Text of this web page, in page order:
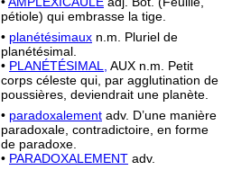
pétiole) qui embrasse la tige.
• planétésimaux n.m. Pluriel de
planétésimal.
• PLANÉTÉSIMAL,
AUX n.m. Petit
corps céleste qui, par agglutination de
poussières, deviendrait une planète.
• paradoxalement adv. D’une manière
paradoxale, contradictoire, en forme
de paradoxe.
• PARADOXALEMENT adv.